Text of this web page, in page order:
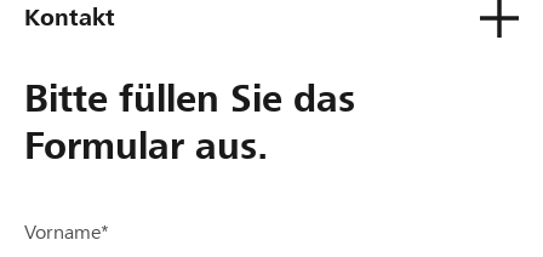
Kontakt
Bitte füllen Sie das
Formular aus.
Vorname*